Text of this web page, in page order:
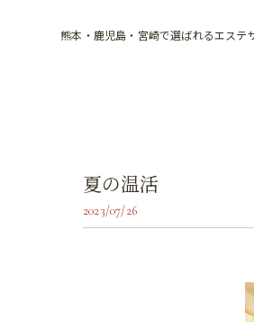
熊本・鹿児島・宮崎で選ばれるエステ
夏の温活
2023/07/26